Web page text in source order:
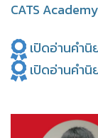
CATS
เปิดอ่านคำนิ
เปิดอ่านคำนิ